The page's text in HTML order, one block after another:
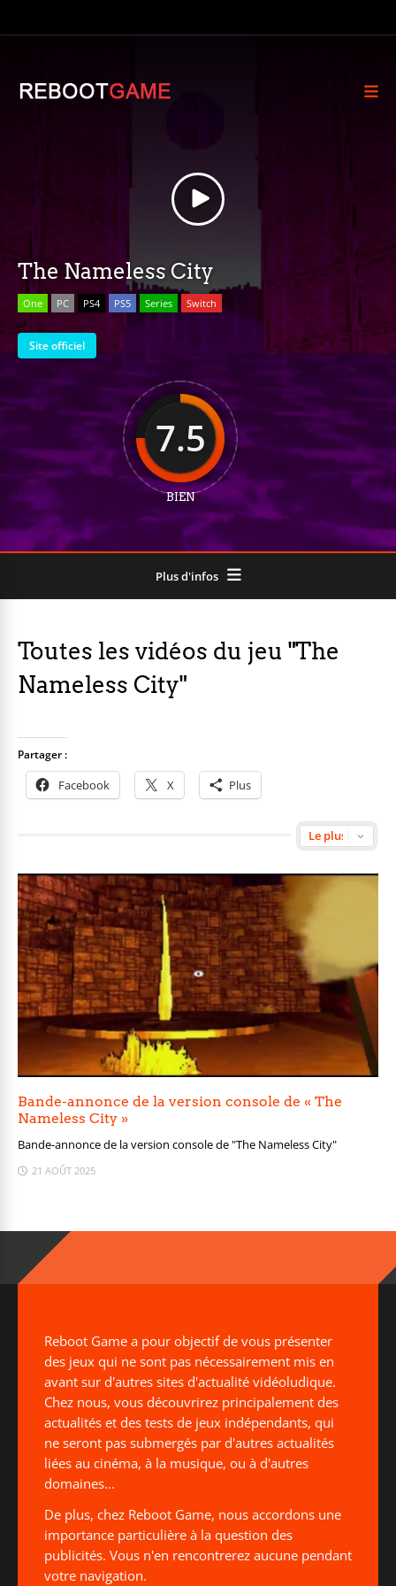
The Nameless City
One PC PS4 PS5 Series Switch
Site officiel
7.5
BIEN
Plus d'infos
Toutes les vidéos du jeu "The
Nameless City"
Partager :
Facebook X Plus
Bande-annonce de la version console de « The
Nameless City »
Bande-annonce de la version console de "The Nameless City"
21 AOÛT 2025
Reboot Game a pour objectif de vous présenter
des jeux qui ne sont pas nécessairement mis en
avant sur d'autres sites d'actualité vidéoludique.
Chez nous, vous découvrirez principalement des
actualités et des tests de jeux indépendants, qui
ne seront pas submergés par d'autres actualités
liées au cinéma, à la musique, ou à d'autres
domaines...
De plus, chez Reboot Game, nous accordons une
importance particulière à la question des
publicités. Vous n'en rencontrerez aucune pendant
votre navigation.